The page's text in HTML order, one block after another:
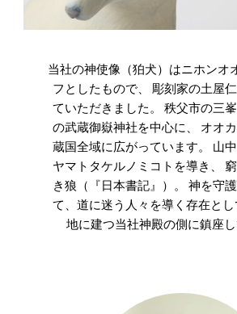
当社の神使像（狛犬）はニホンオ
フとしたもので、 彫刻家の土屋
ていただきました。 秩父市の三
の武蔵御嶽神社を中心に、 オオ
蔵国全域に広がっています。 山
ヤマトタケルノミコトを導き、
き狼（『日本書記』）。 神を守
て、道に迷う人々を導く存在と
地に建つ当社神殿の側に鎮座し